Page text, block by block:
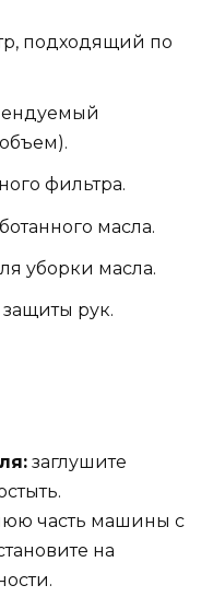
подходящий по
фильтра.
масла.
уборки масла.
рук.
заглушите
часть машины с
на